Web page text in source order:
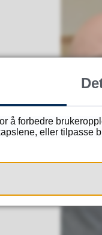
å forbedre
eller tilpasse